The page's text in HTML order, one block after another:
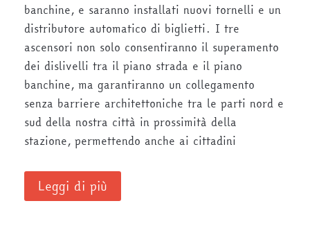
banchine, e saranno installati nuovi tornelli e un
distributore automatico di biglietti. I tre
ascensori non solo consentiranno il superamento
dei dislivelli tra il piano strada e il piano
banchine, ma garantiranno un collegamento
senza barriere architettoniche tra le parti nord e
sud della nostra città in prossimità della
stazione, permettendo anche ai cittadini
Leggi di più